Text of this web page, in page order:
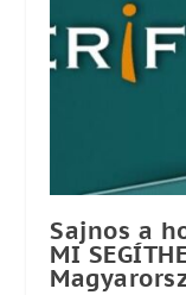
Sajnos a
MI